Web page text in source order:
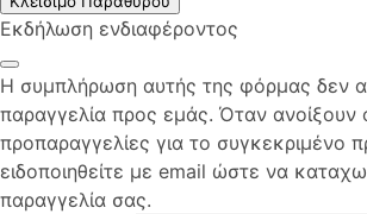
Εκδήλωση ενδιαφέροντος
Η συμπλήρωση αυτής της φόρμας δεν
παραγγελία προς εμάς. Όταν ανοίξουν
προπαραγγελίες για το συγκεκριμένο
ειδοποιηθείτε με email ώστε να
παραγγελία σας.